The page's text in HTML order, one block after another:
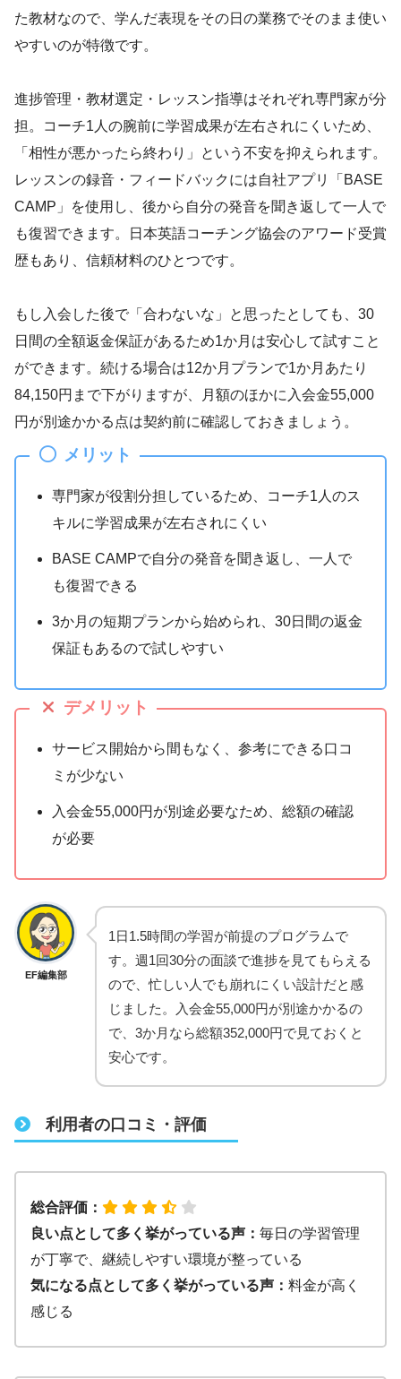
た教材なので、学んだ表現をその日の業務でそのまま使い
やすいのが特徴です。
進捗管理・教材選定・レッスン指導はそれぞれ専門家が分
担。コーチ1人の腕前に学習成果が左右されにくいため、
「相性が悪かったら終わり」という不安を抑えられます。
レッスンの録音・フィードバックには自社アプリ「BASE
CAMP」を使用し、後から自分の発音を聞き返して一人で
も復習できます。日本英語コーチング協会のアワード受賞
歴もあり、信頼材料のひとつです。
もし入会した後で「合わないな」と思ったとしても、30
日間の全額返金保証があるため1か月は安心して試すこと
ができます。続ける場合は12か月プランで1か月あたり
84,150円まで下がりますが、月額のほかに入会金55,000
円が別途かかる点は契約前に確認しておきましょう。
メリット
専門家が役割分担しているため、コーチ1人のス
キルに学習成果が左右されにくい
BASE CAMPで自分の発音を聞き返し、一人で
も復習できる
3か月の短期プランから始められ、30日間の返金
保証もあるので試しやすい
デメリット
サービス開始から間もなく、参考にできる口コ
ミが少ない
入会金55,000円が別途必要なため、総額の確認
が必要
EF編集部
1日1.5時間の学習が前提のプログラムで
す。週1回30分の面談で進捗を見てもらえる
ので、忙しい人でも崩れにくい設計だと感
じました。入会金55,000円が別途かかるの
で、3か月なら総額352,000円で見ておくと
安心です。
利用者の口コミ・評価
総合評価：
良い点として多く挙がっている声： 毎日の学習管理
が丁寧で、継続しやすい環境が整っている
気になる点として多く挙がっている声： 料金が高く
感じる